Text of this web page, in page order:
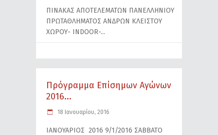
ΠΙΝΑΚΑΣ ΑΠΟΤΕΛΕΜΑΤΩΝ ΠΑΝΕΛΛΗΝΙΟΥ
ΠΡΩΤΑΘΛΗΜΑΤΟΣ ΑΝΔΡΩΝ ΚΛΕΙΣΤΟΥ
ΧΩΡΟΥ- INDOOR-
Πρόγραμμα Επίσημων Αγώνων
2016...
18 Ιανουαρίου, 2016
ΙΑΝΟΥΑΡΙΟΣ 2016 9/1/2016 ΣΑΒΒΑΤΟ